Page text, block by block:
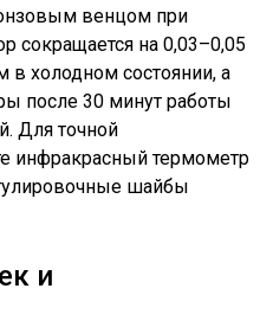
венцом при
сокращается на 0,03–0,05
в холодном состоянии, а
после 30 минут работы
Для точной
инфракрасный термометр
шайбы
и